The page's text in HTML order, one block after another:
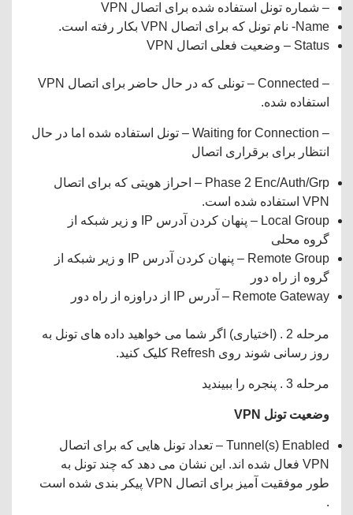
– شماره تونل استفاده شده برای اتصال VPN
Name- نام تونل که برای اتصال VPN بکار رفته است.
Status – وضعیت فعلی اتصال VPN
– Connected – تونلی که در حال حاضر برای اتصال VPN
استفاده شده.
– Waiting for Connection – تونل استفاده شده اما در حال
انتظار برای برقراری اتصال
Phase 2 Enc/Auth/Grp – احراز هویتی که برای اتصال
VPN استفاده شده است.
Local Group – پنهان کردن آدرس IP و زیر شبکه از
گروه محلی
Remote Group – پنهان کردن آدرس IP و زیر شبکه از
گروه از راه دور
Remote Gateway – آدرس IP از دراوزه از راه دور
مرحله 2 . (اختیاری) اگر شما می خواهید داده های تونل به
روز رسانی شوند روی Refresh کلیک کنید.
مرحله 3 . پنجره را ببیندید
وضعیت تونل VPN
Tunnel(s) Enabled – تعداد تونل هایی که برای اتصال
VPN فعال شده اند. این نشان می دهد که چند تونل به
طور موفقیت آمیز برای اتصال VPN پیکر بندی شده است
.